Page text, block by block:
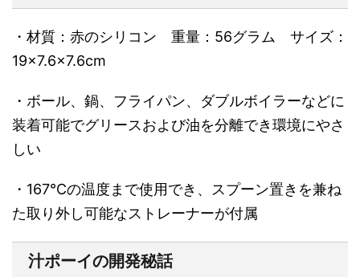
・材質：赤のシリコン 重量：56グラム サイズ：
19×7.6×7.6cm
・ボール、鍋、フライパン、ダブルボイラーなどに
装着可能でグリースおよび油を分離でき環境にやさ
しい
・167℃の温度まで使用でき、スプーン置きを兼ね
た取り外し可能なストレーナーが付属
汁ポーイの開発秘話